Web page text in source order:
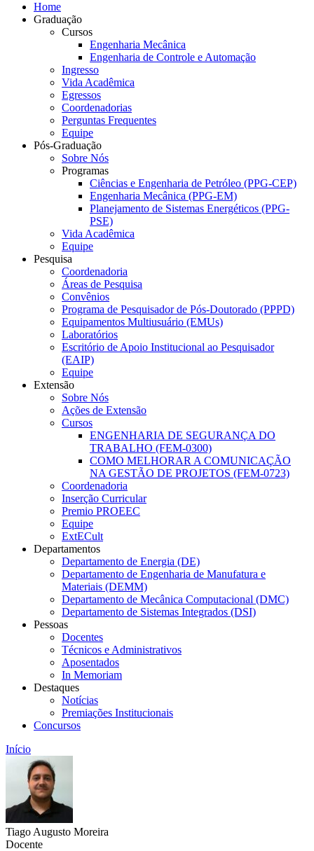
Home
Graduação
Cursos
Engenharia Mecânica
Engenharia de Controle e Automação
Ingresso
Vida Acadêmica
Egressos
Coordenadorias
Perguntas Frequentes
Equipe
Pós-Graduação
Sobre Nós
Programas
Ciências e Engenharia de Petróleo (PPG-CEP)
Engenharia Mecânica (PPG-EM)
Planejamento de Sistemas Energéticos (PPG-
PSE)
Vida Acadêmica
Equipe
Pesquisa
Coordenadoria
Áreas de Pesquisa
Convênios
Programa de Pesquisador de Pós-Doutorado (PPPD)
Equipamentos Multiusuário (EMUs)
Laboratórios
Escritório de Apoio Institucional ao Pesquisador
(EAIP)
Equipe
Extensão
Sobre Nós
Ações de Extensão
Cursos
ENGENHARIA DE SEGURANÇA DO
TRABALHO (FEM-0300)
COMO MELHORAR A COMUNICAÇÃO
NA GESTÃO DE PROJETOS (FEM-0723)
Coordenadoria
Inserção Curricular
Premio PROEEC
Equipe
ExtECult
Departamentos
Departamento de Energia (DE)
Departamento de Engenharia de Manufatura e
Materiais (DEMM)
Departamento de Mecânica Computacional (DMC)
Departamento de Sistemas Integrados (DSI)
Pessoas
Docentes
Técnicos e Administrativos
Aposentados
In Memoriam
Destaques
Notícias
Premiações Institucionais
Concursos
Início
Tiago Augusto Moreira
Docente